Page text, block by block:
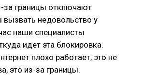
границы отключают
вызвать недовольство у
наши специалисты
идет эта блокировка.
плохо работает, это не
это из-за границы.